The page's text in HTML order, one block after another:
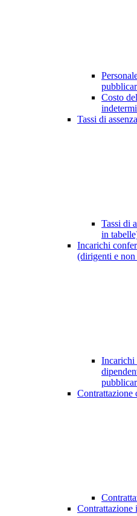
Costo
Tassi di assenza
Tassi di
in
Incarichi
(dirigenti e
Incarichi
Contrattazione
Contrattazione